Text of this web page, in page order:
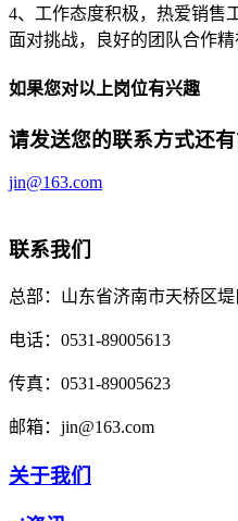
4、工作态度积极，热爱销售
面对挑战，良好的团队合作精
如果您对以上岗位有兴趣
请发送您的联系方式还
jin@163.com
联系我们
总部： 山东省济南市天桥区
电话： 0531-89005613
传真： 0531-89005623
邮箱： jin@163.com
关于我们